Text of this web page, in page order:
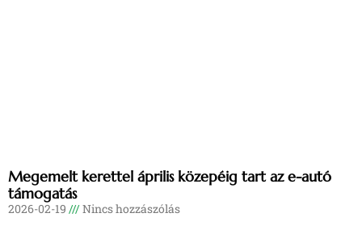
Megemelt kerettel április közepéig tart az e-autó
támogatás
2026-02-19 Nincs hozzászólás